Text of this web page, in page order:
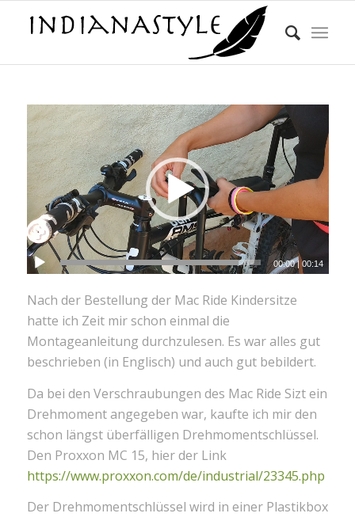
00:00|00:14
Nach der Bestellung der Mac Ride Kindersitze
hatte ich Zeit mir schon einmal die
Montageanleitung durchzulesen. Es war alles gut
beschrieben (in Englisch) und auch gut bebildert.
Da bei den Verschraubungen des Mac Ride Sizt ein
Drehmoment angegeben war, kaufte ich mir den
schon längst überfälligen Drehmomentschlüssel.
Den Proxxon MC 15, hier der Link
https://www.proxxon.com/de/industrial/23345.php
Der Drehmomentschlüssel wird in einer Plastikbox